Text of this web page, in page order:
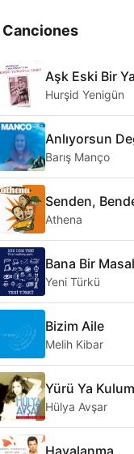
Canciones
Aşk Eski Bir
Hurşid Yenigün
Anlıyorsun
Barış Manço
Senden,
Athena
Bana Bir
Yeni Türkü
Bizim Aile
Melih Kibar
Yürü Ya Kulum
Hülya Avşar
Havalanma